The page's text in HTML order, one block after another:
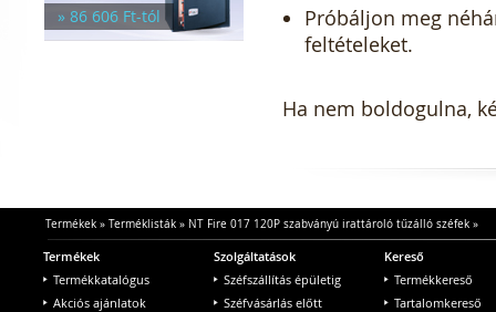
» 86 606 Ft-tól
Próbáljon meg
feltételeket.
Ha nem boldogulna,
Termékek» Terméklisták» NT Fire 017 120P szabványú irattároló tűzálló széfek»
Termékek
Termékkatalógus
Akciós ajánlatok
Szolgáltatások
Széfszállítás épületig
Széfvásárlás előtt
Kereső
Termékkereső
Tartalomkereső